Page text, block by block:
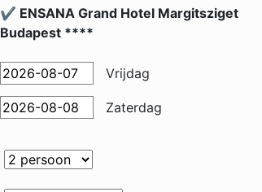
✔️ ENSANA Grand Hotel Margitsziget
Budapest ****
Vrijdag
Zaterdag